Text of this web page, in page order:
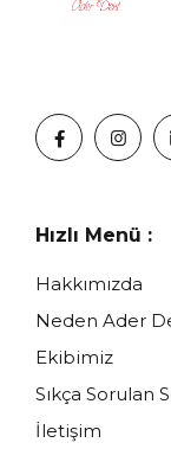
Hızlı Menü :
Hakkımızda
Neden Ader
Ekibimiz
Sıkça Sorulan
İletişim